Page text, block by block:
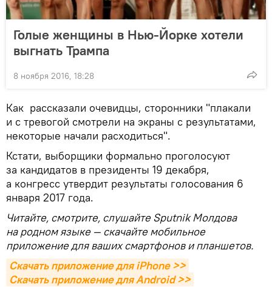
Голые женщины в Нью-Йорке хотели
выгнать Трампа
8 ноября 2016, 18:28
Как рассказали очевидцы, сторонники "плакали
и с тревогой смотрели на экраны с результатами,
некоторые начали расходиться".
Кстати, выборщики формально проголосуют
за кандидатов в президенты 19 декабря,
а конгресс утвердит результаты голосования 6
января 2017 года.
Читайте, смотрите, слушайте Sputnik Молдова
на родном языке — скачайте мобильное
приложение для ваших смартфонов и планшетов.
Скачать приложение для iPhone >>
Скачать приложение для Android >>